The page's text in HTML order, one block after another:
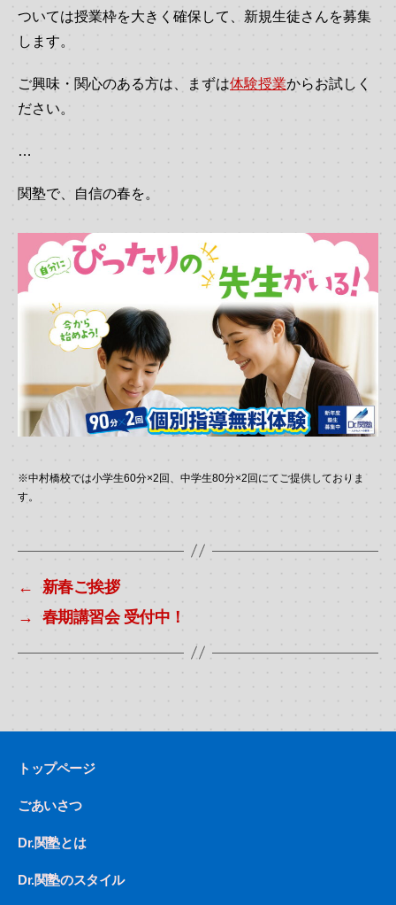
ついては授業枠を大きく確保して、新規生徒さんを募集
します。
ご興味・関心のある方は、まずは体験授業からお試しく
ださい。
…
関塾で、自信の春を。
※中村橋校では小学生60分×2回、中学生80分×2回にてご提供しておりま
す。
←
新春ご挨拶
→
春期講習会 受付中！
トップページ
ごあいさつ
Dr.関塾とは
Dr.関塾のスタイル